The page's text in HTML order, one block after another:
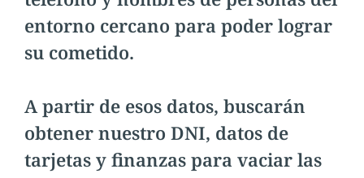
entorno cercano para poder lograr
su cometido.
A partir de esos datos, buscarán
obtener nuestro DNI, datos de
tarjetas y finanzas para vaciar las